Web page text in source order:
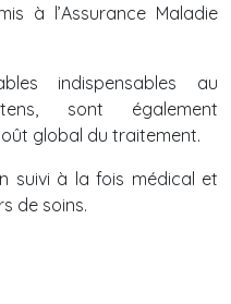
à l’Assurance Maladie
indispensables au
sont également
global du traitement.
suivi à la fois médical et
de soins.